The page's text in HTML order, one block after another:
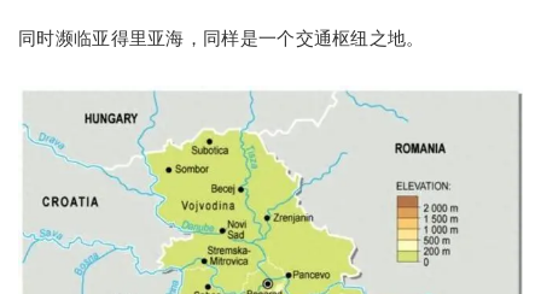
同时濒临亚得里亚海，同样是一个交通枢纽之地。